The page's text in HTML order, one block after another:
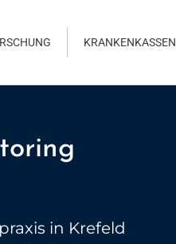
KRANKENKASSEN
in Krefeld